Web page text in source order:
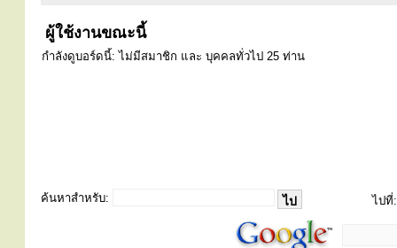
ผู้ใช้งานขณะนี้
กำลังดูบอร์ดนี้: ไม่มีสมาชิก และ บุคคลทั่วไป 25 ท่าน
ค้นหาสำหรับ: ไปที่: